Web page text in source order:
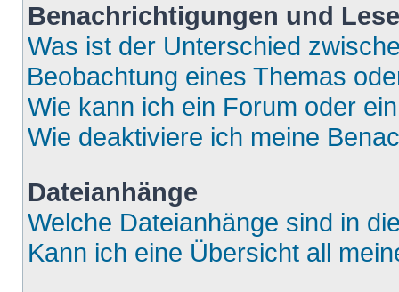
Benachrichtigungen und
Was ist der Unterschied
Beobachtung eines Themas
Wie kann ich ein Forum oder
Wie deaktiviere ich meine
Dateianhänge
Welche Dateianhänge sind in
Kann ich eine Übersicht all